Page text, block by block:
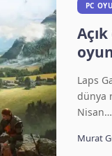
PC
Laps
dünya
Nisan…
Murat